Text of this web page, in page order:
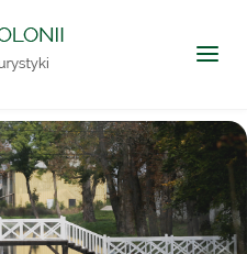
Rekreacji
w Brniu